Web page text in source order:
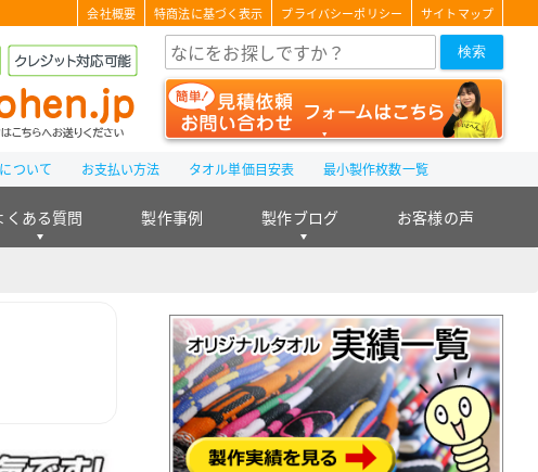
会社概要 特商法に基づく表示 プライバシーポリシー サイトマップ
検索
ついて お支払い方法 タオル単価目安表 最小製作枚数一覧
くある質問 製作事例 製作ブログ お客様の声